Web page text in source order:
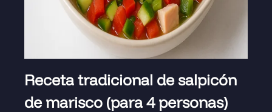
Receta tradicional de salpicón
de marisco (para 4 personas)